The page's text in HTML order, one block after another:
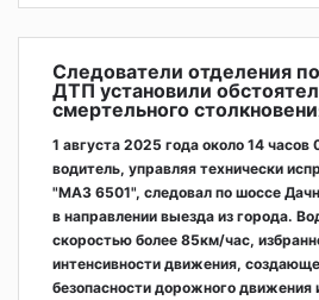
Следователи отделения
ДТП установили
смертельного
1 августа 2025 года около 14
водитель, управляя технически
"МАЗ 6501", следовал по шоссе
в направлении выезда из города.
скоростью более 85км/час,
интенсивности движения,
безопасности дорожного движения